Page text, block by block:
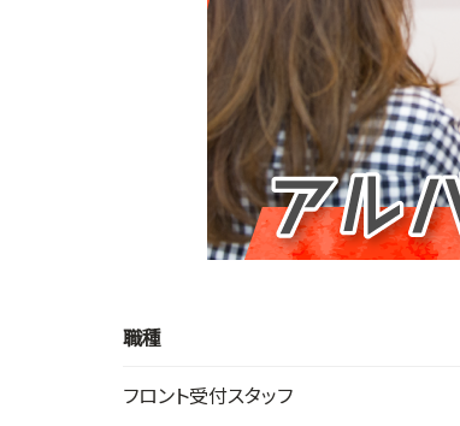
職種
フロント受付スタッフ